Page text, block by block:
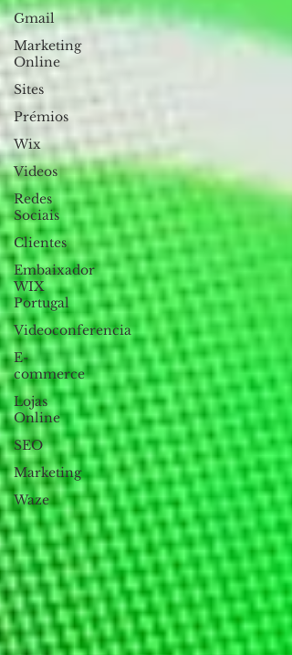
Gmail
Marketing
Online
Sites
Prémios
Wix
Videos
Redes
Sociais
Clientes
Embaixador
WIX
Portugal
Videoconferencia
E-
commerce
Lojas
Online
SEO
Marketing
Waze